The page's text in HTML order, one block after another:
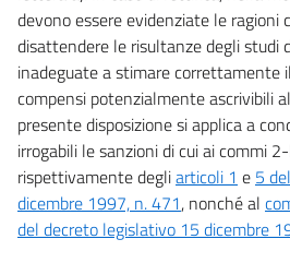
devono essere evidenziate le ragioni
disattendere le risultanze degli studi
inadeguate a stimare correttamente
compensi potenzialmente ascrivibili
presente disposizione si applica a
irrogabili le sanzioni di cui ai commi
rispettivamente degliarticoli 1 e 5
dicembre 1997, n. 471, nonché al
del decreto legislativo 15 dicembre